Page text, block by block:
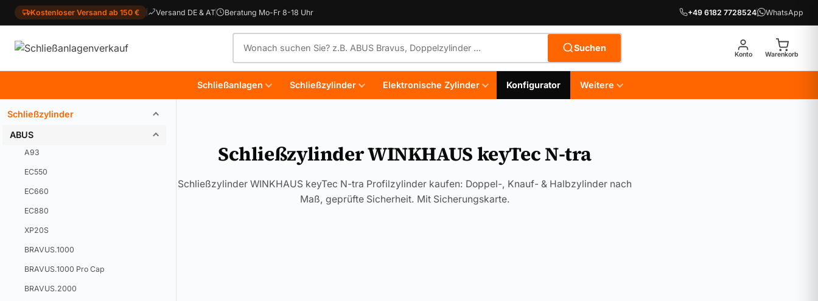
Kostenloser Versand ab 150 € Versand DE & AT Beratung Mo-Fr 8-18 Uhr +49 6182 7728524 WhatsApp
Suchen
Konto Warenkorb
Schließanlagen Schließzylinder Elektronische Zylinder Konfigurator Weitere
Schließzylinder
ABUS
A93
EC550
EC660
EC880
XP20S
BRAVUS.1000
BRAVUS.1000 Pro Cap
BRAVUS.2000
Schließzylinder WINKHAUS keyTec N-tra
Schließzylinder WINKHAUS keyTec N-tra Profilzylinder kaufen: Doppel-, Knauf- & Halbzylinder nach
Maß, geprüfte Sicherheit. Mit Sicherungskarte.